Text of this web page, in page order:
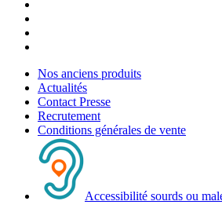
Nos anciens produits
Actualités
Contact Presse
Recrutement
Conditions générales de vente
Accessibilité sourds ou